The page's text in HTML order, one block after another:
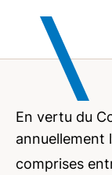
En vertu du
annuellement
comprises